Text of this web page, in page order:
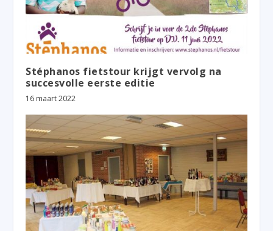
Stéphanos fietstour krijgt vervolg na
succesvolle eerste editie
16 maart 2022